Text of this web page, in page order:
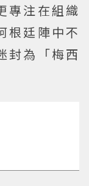
專注在組織
根廷陣中不
封為「梅西